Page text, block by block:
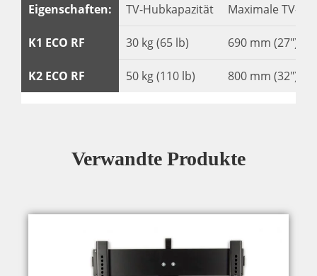
Eigenschaften:
K1 ECO RF
K2 ECO RF
TV-Hubkapazität
30 kg (65 lb)
50 kg (110 lb)
Maximale TV-
690 mm (27″)
800 mm (32″)
Verwandte Produkte